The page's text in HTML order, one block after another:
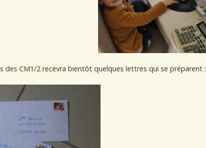
des CM1/2 recevra bientôt quelques lettres qui se préparent :